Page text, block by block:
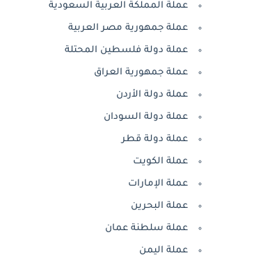
عملة المملكة العربية السعودية
عملة جمهورية مصر العربية
عملة دولة فلسطين المحتلة
عملة جمهورية العراق
عملة دولة الأردن
عملة دولة السودان
عملة دولة قطر
عملة الكويت
عملة الإمارات
عملة البحرين
عملة سلطنة عمان
عملة اليمن